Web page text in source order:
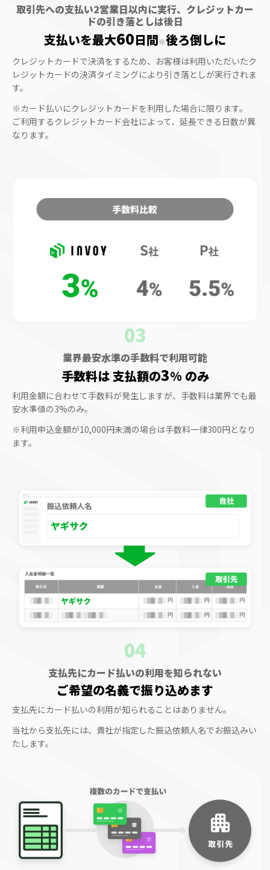
取引先への支払い2営業日以内に実行、クレジットカー
ドの引き落としは後日
支払いを最大60日間※後ろ倒しに
クレジットカードで決済をするため、お客様は利用いただいたク
レジットカードの決済タイミングにより引き落としが実行されま
す。
※カード払いにクレジットカードを利用した場合に限ります。
ご利用するクレジットカード会社によって、延長できる日数が異
なります。
03
業界最安水準の手数料で利用可能
手数料は支払額の3% のみ
利用金額に合わせて手数料が発生しますが、 手数料は業界でも最
安水準値の3%のみ。
※利用申込金額が10,000円未満の場合は手数料一律300円となり
ます。
04
支払先にカード払いの利用を知られない
ご希望の名義で振り込めます
支払先にカード払いの利用が知られることはありません。
当社から支払先には、貴社が指定した振込依頼人名でお振込みい
たします。